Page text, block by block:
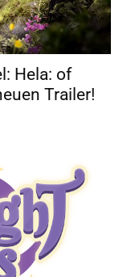
Hela: of
Trailer!